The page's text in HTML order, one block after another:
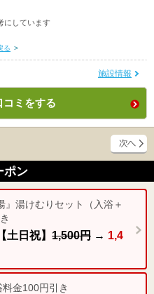
にしています
る >
施設情報
コミをする
ポン
』湯けむりセット（入浴＋
【土日祝】 1,500円 → 1,4
料金100円引き